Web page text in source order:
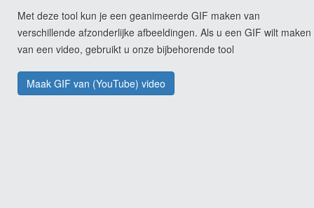
Met deze tool kun je een geanimeerde GIF maken van
verschillende afzonderlijke afbeeldingen. Als u een GIF wilt maken
van een video, gebruikt u onze bijbehorende tool
Maak GIF van (YouTube) video